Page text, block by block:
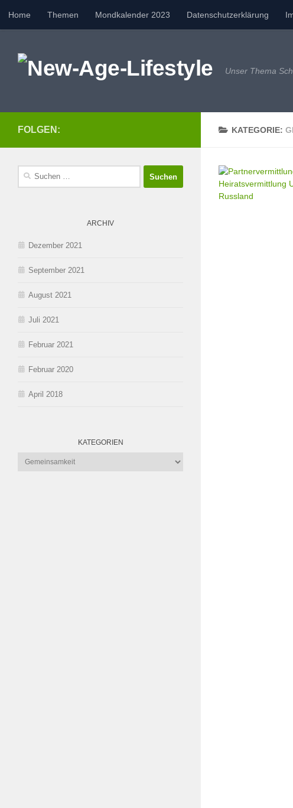
Zum Inhalt springen
Home Themen Mondkalender 2023 Datenschutzerklärung
Unser Thema
KATEGORIE:
FOLGEN:
Suchen
ARCHIV
Dezember 2021
September 2021
August 2021
Juli 2021
Februar 2021
Februar 2020
April 2018
KATEGORIEN
Kategorien